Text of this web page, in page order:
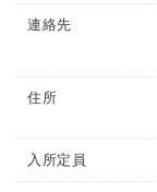
連絡先
住所
入所定員